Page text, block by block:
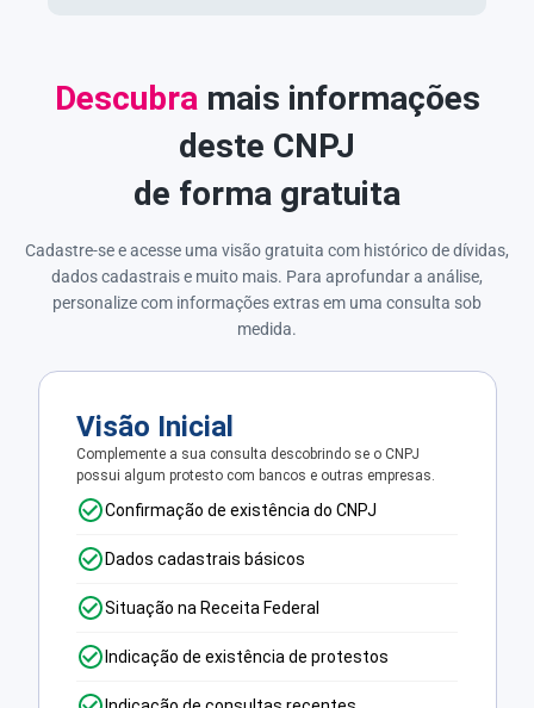
Descubramais informações
deste CNPJ
de forma gratuita
Cadastre-se e acesse uma visão gratuita com histórico de dívidas,
dados cadastrais e muito mais. Para aprofundar a análise,
personalize com informações extras em uma consulta sob
medida.
Visão Inicial
Complemente a sua consulta descobrindo se o CNPJ
possui algum protesto com bancos e outras empresas.
Confirmação de existência do CNPJ
Dados cadastrais básicos
Situação na Receita Federal
Indicação de existência de protestos